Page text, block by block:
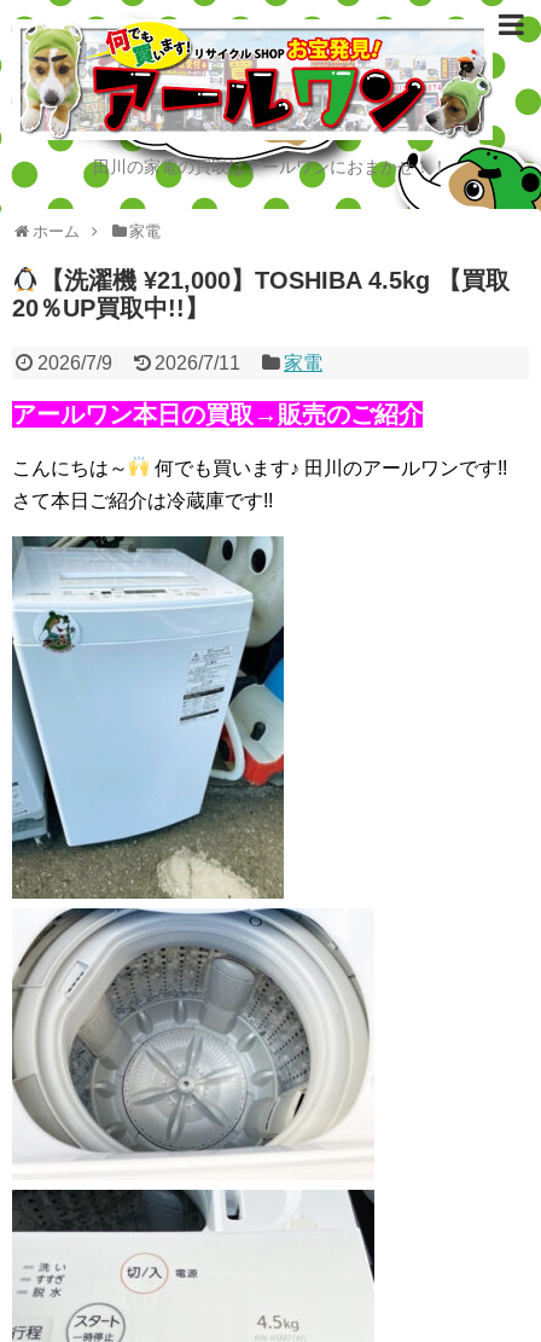
田川の家電の買取はアールワンにおまかせ！！
ホーム 家電
【洗濯機 ¥21,000】TOSHIBA 4.5kg 【買取
20％UP買取中!!】
2026/7/9 2026/7/11 家電
アールワン本日の買取→販売のご紹介
こんにちは～
何でも買います♪ 田川のアールワンです!!
さて本日ご紹介は冷蔵庫です!!